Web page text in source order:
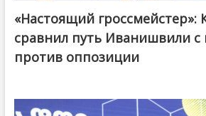
@ქართული ოცნება / Georgian Dream
«Настоящий гроссмейстер»:
сравнил путь Иванишвили с
против оппозиции